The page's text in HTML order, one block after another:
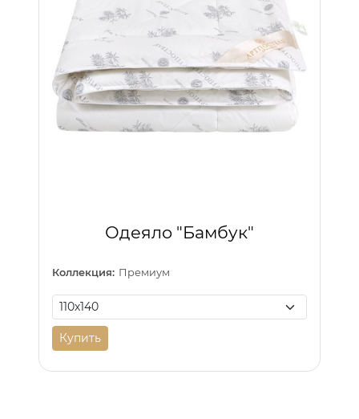
Одеяло "Бамбук"
Коллекция: Премиум
Купить